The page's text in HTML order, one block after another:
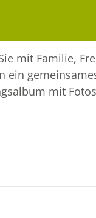
mit Familie,
ein
mit